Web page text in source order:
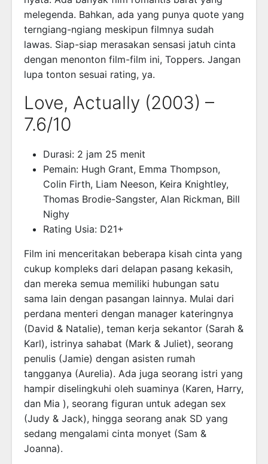
melegenda. Bahkan, ada yang punya quote yang
terngiang-ngiang meskipun filmnya sudah
lawas. Siap-siap merasakan sensasi jatuh cinta
dengan menonton film-film ini, Toppers. Jangan
lupa tonton sesuai rating, ya.
Love, Actually (2003) –
7.6/10
Durasi: 2 jam 25 menit
Pemain: Hugh Grant, Emma Thompson,
Colin Firth, Liam Neeson, Keira Knightley,
Thomas Brodie-Sangster, Alan Rickman, Bill
Nighy
Rating Usia: D21+
Film ini menceritakan beberapa kisah cinta yang
cukup kompleks dari delapan pasang kekasih,
dan mereka semua memiliki hubungan satu
sama lain dengan pasangan lainnya. Mulai dari
perdana menteri dengan manager kateringnya
(David & Natalie), teman kerja sekantor (Sarah &
Karl), istrinya sahabat (Mark & Juliet), seorang
penulis (Jamie) dengan asisten rumah
tangganya (Aurelia). Ada juga seorang istri yang
hampir diselingkuhi oleh suaminya (Karen, Harry,
dan Mia ), seorang figuran untuk adegan sex
(Judy & Jack), hingga seorang anak SD yang
sedang mengalami cinta monyet (Sam &
Joanna).